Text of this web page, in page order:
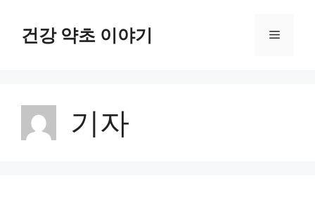
건강 약초 이야기 메
기자